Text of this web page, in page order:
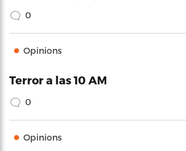
0
Opinions
Terror a las 10 AM
0
Opinions